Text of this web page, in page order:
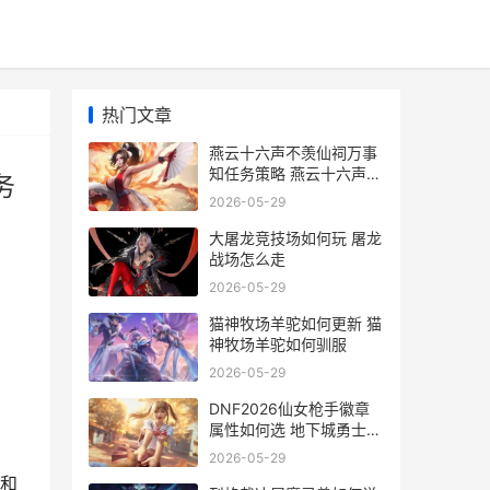
热门文章
燕云十六声不羡仙祠万事
知任务策略 燕云十六声不
羡仙被烧前必须做的任务
2026-05-29
大屠龙竞技场如何玩 屠龙
战场怎么走
2026-05-29
猫神牧场羊驼如何更新 猫
神牧场羊驼如何驯服
2026-05-29
DNF2026仙女枪手徽章
属性如何选 地下城勇士女
枪手
2026-05-29